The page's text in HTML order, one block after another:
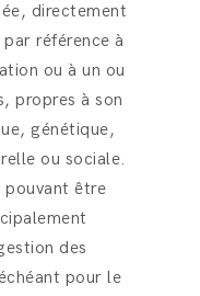
directement
référence à
ou à un ou
propres à son
génétique,
ou sociale.
pouvant être
des
pour le